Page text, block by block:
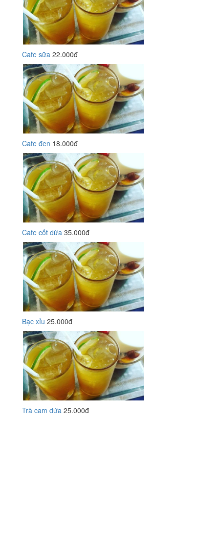
Cafe sữa 22.000đ
Cafe đen 18.000đ
Cafe cốt dừa 35.000đ
Bạc xỉu 25.000đ
Trà cam dứa 25.000đ